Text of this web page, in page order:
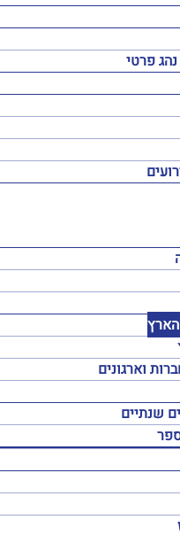
פרטי
הארץ
וארגונים
שנתיים